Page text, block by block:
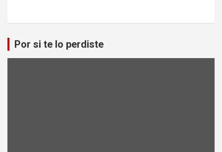
Por si te lo perdiste